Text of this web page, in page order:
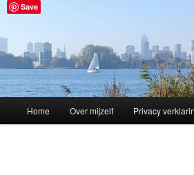
Skip
Home Over mijzelf Privacy
Save